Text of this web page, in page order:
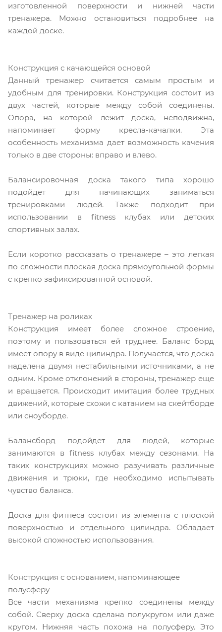
изготовленной поверхности и нижней части
тренажера. Можно остановиться подробнее на
каждой доске.
Конструкция с качающейся основой
Данный тренажер считается самым простым и
удобным для тренировки. Конструкция состоит из
двух частей, которые между собой соединены.
Опора, на которой лежит доска, неподвижна,
напоминает форму кресла-качалки. Эта
особенность механизма дает возможность качения
только в две стороны: вправо и влево.
Балансировочная доска такого типа хорошо
подойдет для начинающих заниматься
тренировками людей. Также подходит при
использовании в fitness клубах или детских
спортивных залах.
Если коротко рассказать о тренажере – это легкая
по сложности плоская доска прямоугольной формы
с крепко зафиксированной основой.
Тренажер на роликах
Конструкция имеет более сложное строение,
поэтому и пользоваться ей труднее. Баланс борд
имеет опору в виде цилиндра. Получается, что доска
наделена двумя нестабильными источниками, а не
одним. Кроме отклонений в стороны, тренажер еще
и вращается. Происходит имитация более трудных
движений, которые схожи с катанием на скейтборде
или сноуборде.
Балансборд подойдет для людей, которые
занимаются в fitness клубах между сезонами. На
таких конструкциях можно разучивать различные
движения и трюки, где необходимо испытывать
чувство баланса.
Доска для фитнеса состоит из элемента с плоской
поверхностью и отдельного цилиндра. Обладает
высокой сложностью использования.
Конструкция с основанием, напоминающее
полусферу
Все части механизма крепко соединены между
собой. Сверху доска сделана полукругом или даже
кругом. Нижняя часть похожа на полусферу. Это